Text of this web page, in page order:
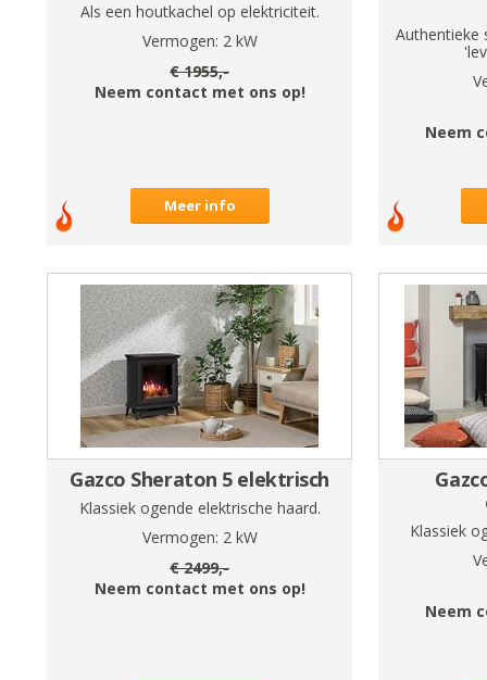
Als een houtkachel op elektriciteit.
Vermogen: 2kW
€1955,-
Neem contact met ons op!
Meer info
Authentieke
Neem
Gazco Sheraton 5 elektrisch
Klassiek ogende elektrische haard.
Vermogen: 2kW
€2499,-
Neem contact met ons op!
Klassiek
Neem